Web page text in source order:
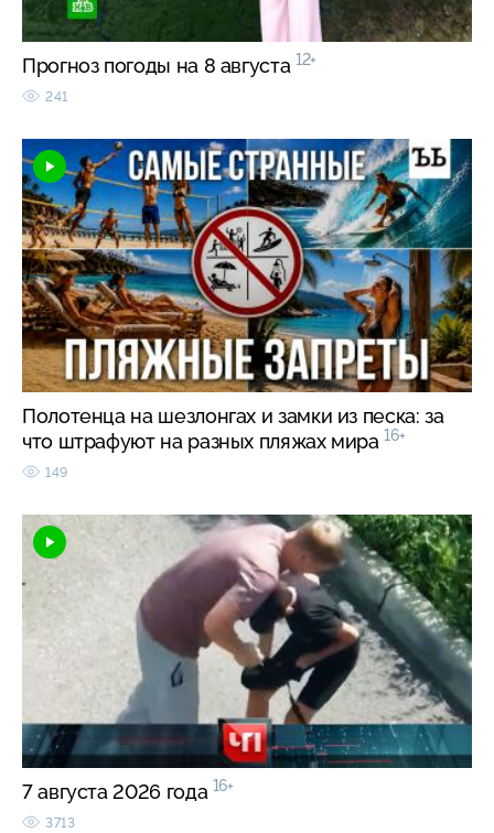
Прогноз погоды на 8 августа 12+
241
Полотенца на шезлонгах и замки из песка: за
что штрафуют на разных пляжах мира 16+
149
7 августа 2026 года 16+
3713